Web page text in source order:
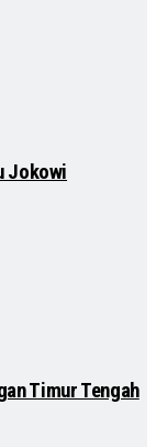
Jokowi
Timur Tengah